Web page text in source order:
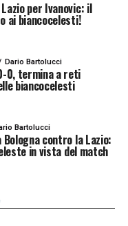
per Ivanovic: il
ai biancocelesti!
Dario Bartolucci
0, termina a reti
biancocelesti
Bartolucci
Bologna contro la Lazio:
in vista del match